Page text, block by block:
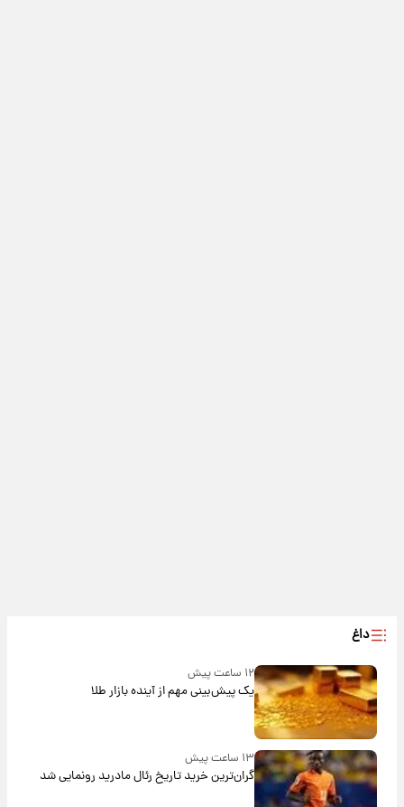
داغ
۱۲ ساعت پیش
یک پیش‌بینی مهم از آینده بازار طلا
۱۳ ساعت پیش
گران‌ترین خرید تاریخ رئال مادرید رونمایی شد